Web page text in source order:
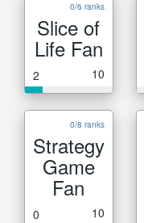
0/6 ranks
Slice of
Life Fan
2 10
0/8 ranks
Strategy
Game
Fan
0 10